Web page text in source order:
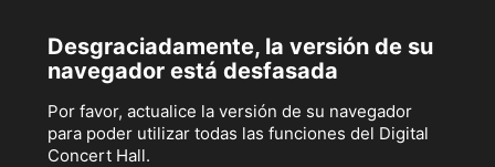
Desgraciadamente, la versión de su
navegador está desfasada
Por favor, actualice la versión de su navegador
para poder utilizar todas las funciones del Digital
Concert Hall.